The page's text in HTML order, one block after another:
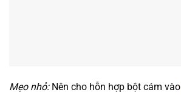
Mẹo nhỏ:Nên cho hỗn hợp bột cám vào